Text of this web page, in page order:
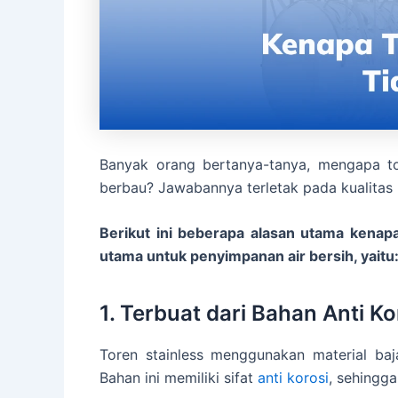
Banyak orang bertanya-tanya,
berbau? Jawabannya terletak pada
Berikut ini beberapa alasan utama
utama untuk penyimpanan air bersih, yaitu:
1. Terbuat dari Bahan Anti
Toren stainless menggunakan material
Bahan ini memiliki sifat anti korosi,